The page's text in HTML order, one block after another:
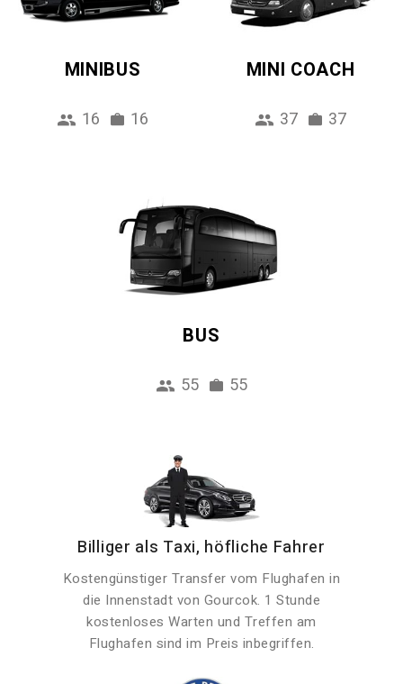
MINIBUS
16 16
MINI COACH
37 37
BUS
55 55
Billiger als Taxi, höfliche Fahrer
Kostengünstiger Transfer vom Flughafen in
die Innenstadt von Gourcok. 1 Stunde
kostenloses Warten und Treffen am
Flughafen sind im Preis inbegriffen.